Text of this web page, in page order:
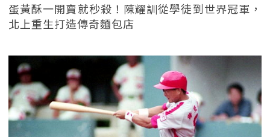
蛋黃酥一開賣就秒殺！陳耀訓從學徒到世界冠軍，
北上重生打造傳奇麵包店